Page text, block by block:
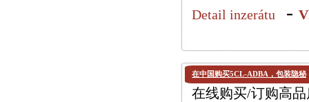
Detail inzerátu
-
在中国购买5CL-ADBA，包装隐秘
在线购买/订购高品